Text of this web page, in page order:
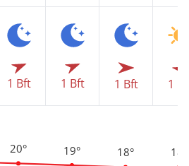
1 Bft
20°
1 Bft
19°
1 Bft
18°
1
18°